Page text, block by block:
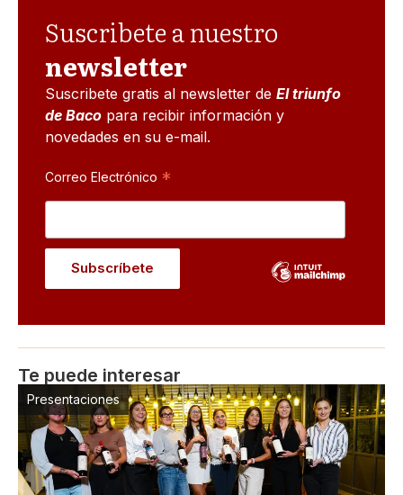
Suscribete a nuestro
newsletter
Suscribete gratis al newsletter de El triunfo
de Baco para recibir información y
novedades en su e-mail.
Correo Electrónico *
Te puede interesar
Presentaciones